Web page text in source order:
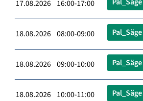
17.08.2026 16:00-17:00
18.08.2026 08:00-09:00 Pal_Säge
18.08.2026 09:00-10:00 Pal_Säge
18.08.2026 10:00-11:00 Pal_Säge